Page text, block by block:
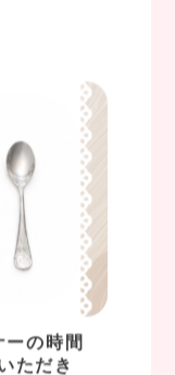
ーの時間
ただき